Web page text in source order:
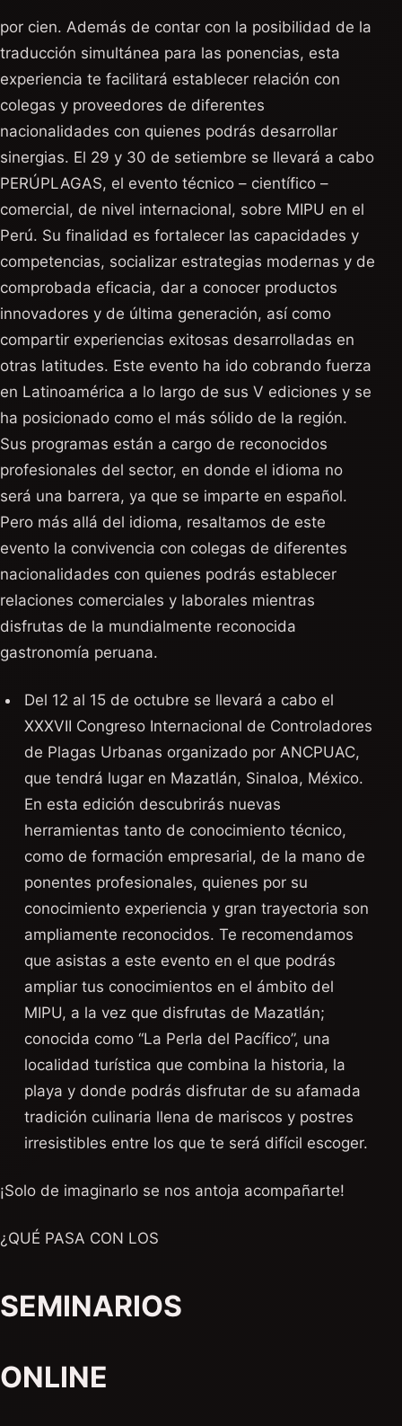
por cien. Además de contar con la posibilidad de la
traducción simultánea para las ponencias, esta
experiencia te facilitará establecer relación con
colegas y proveedores de diferentes
nacionalidades con quienes podrás desarrollar
sinergias. El 29 y 30 de setiembre se llevará a cabo
PERÚPLAGAS, el evento técnico – científico –
comercial, de nivel internacional, sobre MIPU en el
Perú. Su finalidad es fortalecer las capacidades y
competencias, socializar estrategias modernas y de
comprobada eficacia, dar a conocer productos
innovadores y de última generación, así como
compartir experiencias exitosas desarrolladas en
otras latitudes. Este evento ha ido cobrando fuerza
en Latinoamérica a lo largo de sus V ediciones y se
ha posicionado como el más sólido de la región.
Sus programas están a cargo de reconocidos
profesionales del sector, en donde el idioma no
será una barrera, ya que se imparte en español.
Pero más allá del idioma, resaltamos de este
evento la convivencia con colegas de diferentes
nacionalidades con quienes podrás establecer
relaciones comerciales y laborales mientras
disfrutas de la mundialmente reconocida
gastronomía peruana.
Del 12 al 15 de octubre se llevará a cabo el
XXXVII Congreso Internacional de Controladores
de Plagas Urbanas organizado por ANCPUAC,
que tendrá lugar en Mazatlán, Sinaloa, México.
En esta edición descubrirás nuevas
herramientas tanto de conocimiento técnico,
como de formación empresarial, de la mano de
ponentes profesionales, quienes por su
conocimiento experiencia y gran trayectoria son
ampliamente reconocidos. Te recomendamos
que asistas a este evento en el que podrás
ampliar tus conocimientos en el ámbito del
MIPU, a la vez que disfrutas de Mazatlán;
conocida como “La Perla del Pacífico”, una
localidad turística que combina la historia, la
playa y donde podrás disfrutar de su afamada
tradición culinaria llena de mariscos y postres
irresistibles entre los que te será difícil escoger.
¡Solo de imaginarlo se nos antoja acompañarte!
¿QUÉ PASA CON LOS
SEMINARIOS
ONLINE